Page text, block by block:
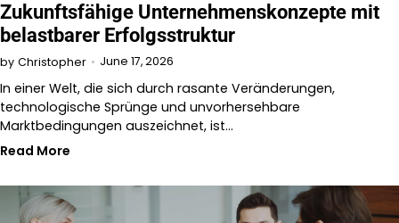
Zukunftsfähige Unternehmenskonzepte mit
belastbarer Erfolgsstruktur
by Christopher June 17, 2026
In einer Welt, die sich durch rasante Veränderungen,
technologische Sprünge und unvorhersehbare
Marktbedingungen auszeichnet, ist…
Read More